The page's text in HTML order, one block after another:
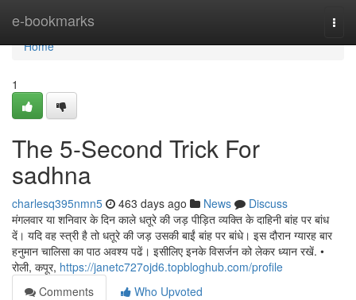
e-bookmarks
Home
Home
1
The 5-Second Trick For
sadhna
charlesq395nmn5 463 days ago News
Discuss
मंगलवार या शनिवार के दिन काले धतूरे की जड़ पीड़ित व्यक्ति के दाहिनी बांह पर बांध
दें। यदि वह स्त्री है तो धतूरे की जड़ उसकी बाईं बांह पर बांधे। इस दौरान ग्यारह बार
हनुमान चालिसा का पाठ अवश्य पढें। इसीलिए इनके विसर्जन को लेकर ध्यान रखें. •
रोली, कपूर, https://janetc727ojd6.topbloghub.com/profile
Comments
Who Upvoted